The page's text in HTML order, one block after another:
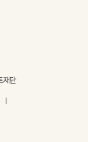
재단